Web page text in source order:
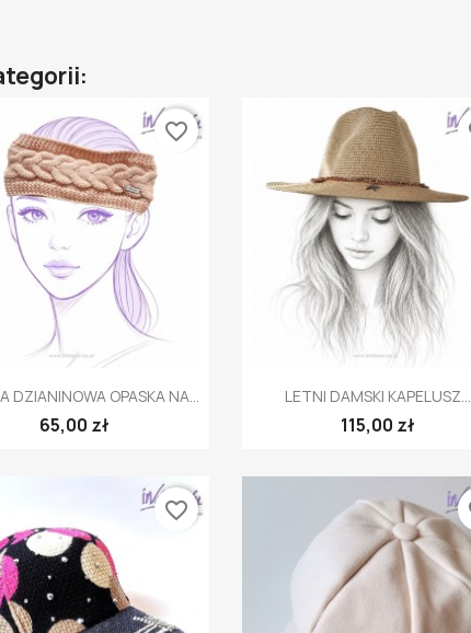
Szybki podgląd
DZIANINOWA OPASKA NA...
65,00 zł
favorite_border
 Szybki podgląd
LETNI DAMSKI KAPELUSZ...
115,00 zł
favorite_border